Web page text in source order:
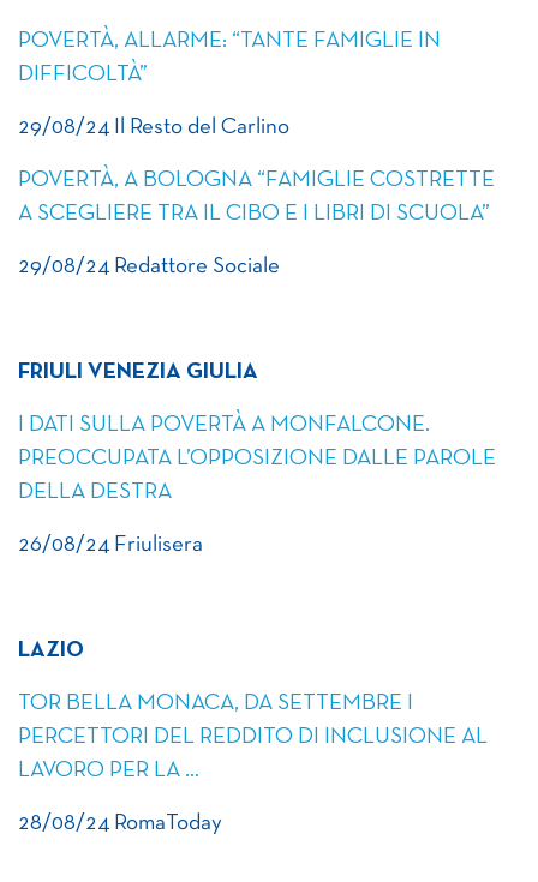
POVERTÀ, ALLARME: “TANTE FAMIGLIE IN
DIFFICOLTÀ”
29/08/24 Il Resto del Carlino
POVERTÀ, A BOLOGNA “FAMIGLIE COSTRETTE
A SCEGLIERE TRA IL CIBO E I LIBRI DI SCUOLA”
29/08/24 Redattore Sociale
FRIULI VENEZIA GIULIA
I DATI SULLA POVERTÀ A MONFALCONE.
PREOCCUPATA L’OPPOSIZIONE DALLE PAROLE
DELLA DESTRA
26/08/24 Friulisera
LAZIO
TOR BELLA MONACA, DA SETTEMBRE I
PERCETTORI DEL REDDITO DI INCLUSIONE AL
LAVORO PER LA …
28/08/24 RomaToday